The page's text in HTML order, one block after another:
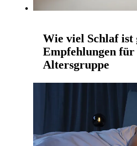
Wie viel Schlaf ist
Empfehlungen für
Altersgruppe
RYZR | 20. Februar 2026
Schlaf ist ein zentraler
Gesundheit, doch die Frage
Schlaf braucht ein Mensch?“
Forscher und Gesund...